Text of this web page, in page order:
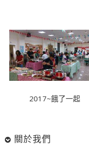
2017~餓了一起
關於我們